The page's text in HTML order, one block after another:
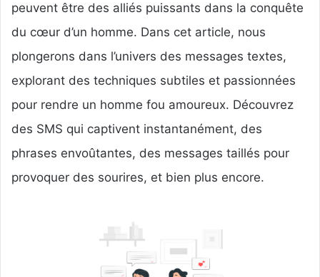
peuvent être des alliés puissants dans la conquête
du cœur d’un homme. Dans cet article, nous
plongerons dans l’univers des messages textes,
explorant des techniques subtiles et passionnées
pour rendre un homme fou amoureux. Découvrez
des SMS qui captivent instantanément, des
phrases envoûtantes, des messages taillés pour
provoquer des sourires, et bien plus encore.